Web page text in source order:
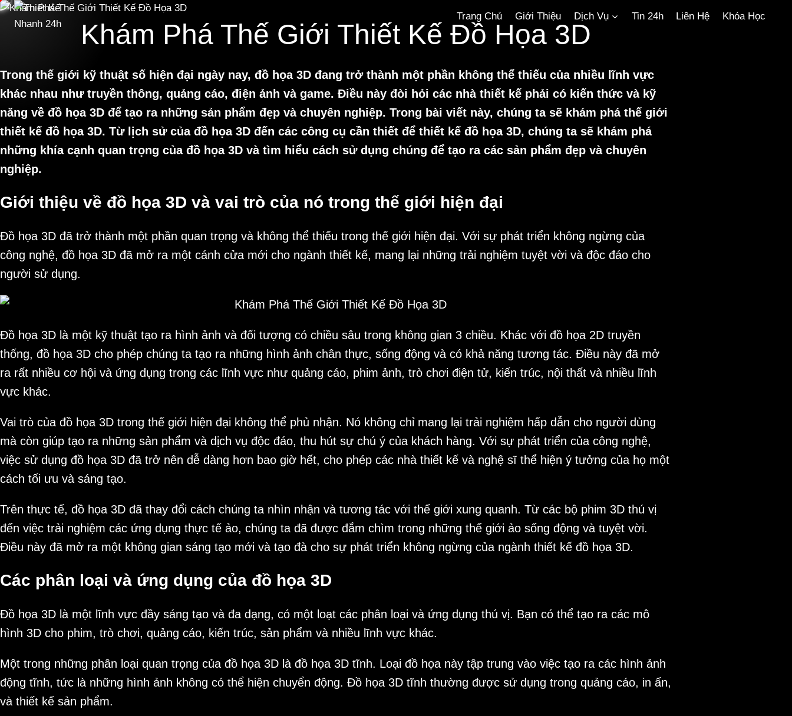
Skip
Trang Chủ Giới Thiệu Dịch Vụ Tin 24h Liên Hệ Khóa Học
Khám Phá Thế Giới Thiết Kế Đồ Họa 3D
Trong thế giới kỹ thuật số hiện đại ngày nay, đồ họa 3D đang trở thành một phần không thể thiếu của nhiều lĩnh vực
khác nhau như truyền thông, quảng cáo, điện ảnh và game. Điều này đòi hỏi các nhà thiết kế phải có kiến thức và kỹ
năng về đồ họa 3D để tạo ra những sản phẩm đẹp và chuyên nghiệp. Trong bài viết này, chúng ta sẽ khám phá thế giới
thiết kế đồ họa 3D. Từ lịch sử của đồ họa 3D đến các công cụ cần thiết để thiết kế đồ họa 3D, chúng ta sẽ khám phá
những khía cạnh quan trọng của đồ họa 3D và tìm hiểu cách sử dụng chúng để tạo ra các sản phẩm đẹp và chuyên
nghiệp.
Giới thiệu về đồ họa 3D và vai trò của nó trong thế giới hiện đại
Đồ họa 3D đã trở thành một phần quan trọng và không thể thiếu trong thế giới hiện đại. Với sự phát triển không ngừng của
công nghệ, đồ họa 3D đã mở ra một cánh cửa mới cho ngành thiết kế, mang lại những trải nghiệm tuyệt vời và độc đáo cho
người sử dụng.
Đồ họa 3D là một kỹ thuật tạo ra hình ảnh và đối tượng có chiều sâu trong không gian 3 chiều. Khác với đồ họa 2D truyền
thống, đồ họa 3D cho phép chúng ta tạo ra những hình ảnh chân thực, sống động và có khả năng tương tác. Điều này đã mở
ra rất nhiều cơ hội và ứng dụng trong các lĩnh vực như quảng cáo, phim ảnh, trò chơi điện tử, kiến trúc, nội thất và nhiều lĩnh
vực khác.
Vai trò của đồ họa 3D trong thế giới hiện đại không thể phủ nhận. Nó không chỉ mang lại trải nghiệm hấp dẫn cho người dùng
mà còn giúp tạo ra những sản phẩm và dịch vụ độc đáo, thu hút sự chú ý của khách hàng. Với sự phát triển của công nghệ,
việc sử dụng đồ họa 3D đã trở nên dễ dàng hơn bao giờ hết, cho phép các nhà thiết kế và nghệ sĩ thể hiện ý tưởng của họ một
cách tối ưu và sáng tạo.
Trên thực tế, đồ họa 3D đã thay đổi cách chúng ta nhìn nhận và tương tác với thế giới xung quanh. Từ các bộ phim 3D thú vị
đến việc trải nghiệm các ứng dụng thực tế ảo, chúng ta đã được đắm chìm trong những thế giới ảo sống động và tuyệt vời.
Điều này đã mở ra một không gian sáng tạo mới và tạo đà cho sự phát triển không ngừng của ngành thiết kế đồ họa 3D.
Các phân loại và ứng dụng của đồ họa 3D
Đồ họa 3D là một lĩnh vực đầy sáng tạo và đa dạng, có một loạt các phân loại và ứng dụng thú vị. Bạn có thể tạo ra các mô
hình 3D cho phim, trò chơi, quảng cáo, kiến trúc, sản phẩm và nhiều lĩnh vực khác.
Một trong những phân loại quan trọng của đồ họa 3D là đồ họa 3D tĩnh. Loại đồ họa này tập trung vào việc tạo ra các hình ảnh
động tĩnh, tức là những hình ảnh không có thể hiện chuyển động. Đồ họa 3D tĩnh thường được sử dụng trong quảng cáo, in ấn,
và thiết kế sản phẩm.